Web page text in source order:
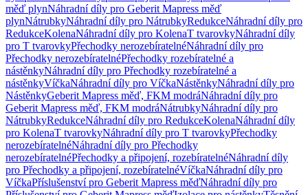
měď plynNáhradní díly pro Geberit Mapress měď
plynNátrubkyNáhradní díly pro NátrubkyRedukceNáhradní díly pro
RedukceKolenaNáhradní díly pro KolenaT tvarovkyNáhradní díly
pro T tvarovkyPřechodky nerozebíratelnéNáhradní díly pro
Přechodky nerozebíratelnéPřechodky rozebíratelné a
nástěnkyNáhradní díly pro Přechodky rozebíratelné a
nástěnkyVíčkaNáhradní díly pro VíčkaNástěnkyNáhradní díly pro
NástěnkyGeberit Mapress měď, FKM modráNáhradní díly pro
Geberit Mapress měď, FKM modráNátrubkyNáhradní díly pro
NátrubkyRedukceNáhradní díly pro RedukceKolenaNáhradní díly
pro KolenaT tvarovkyNáhradní díly pro T tvarovkyPřechodky
nerozebíratelnéNáhradní díly pro Přechodky
nerozebíratelnéPřechodky a připojení, rozebíratelnéNáhradní díly
pro Přechodky a připojení, rozebíratelnéVíčkaNáhradní díly pro
VíčkaPříslušenství pro Geberit Mapress měďNáhradní díly pro